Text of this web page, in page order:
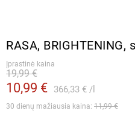
RASA,
Įprastinė kaina
10,99 € 366,33 €
19,99 €
30 dienų mažiausia kaina: 11,99 €